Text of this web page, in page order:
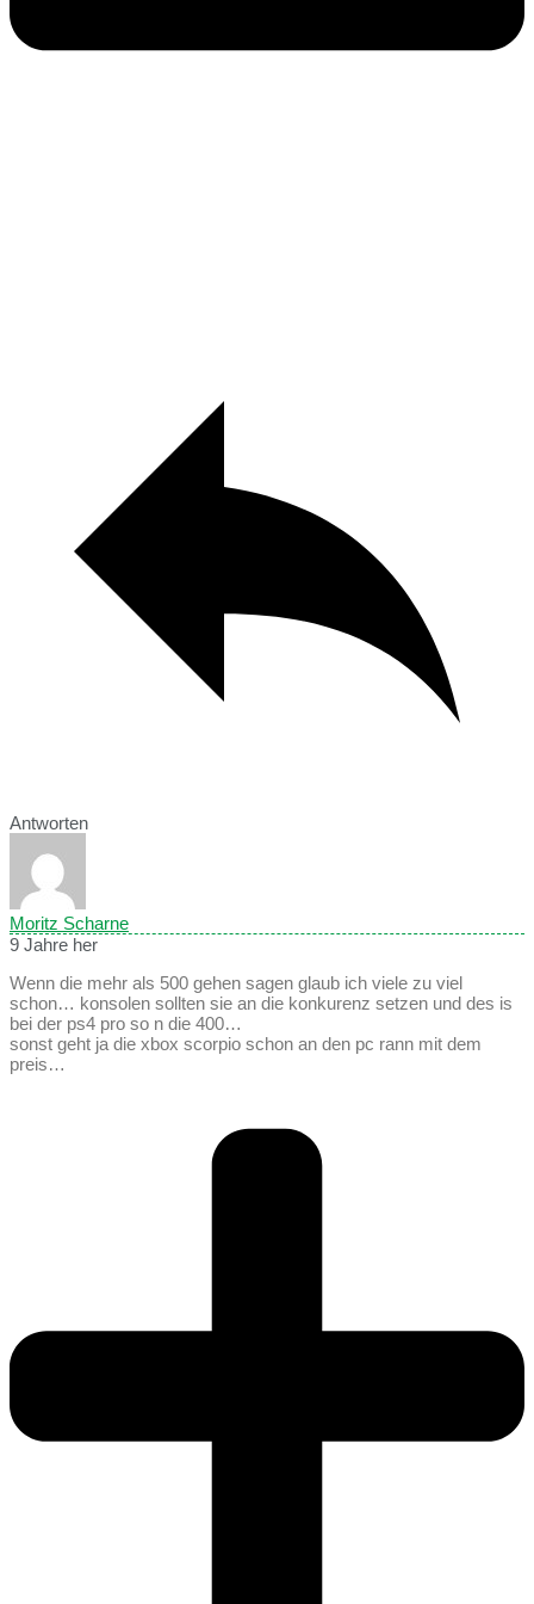
Antworten
Moritz Scharne
9 Jahre her
Wenn die mehr als 500 gehen sagen glaub ich viele zu viel
schon… konsolen sollten sie an die konkurenz setzen und des is
bei der ps4 pro so n die 400…
sonst geht ja die xbox scorpio schon an den pc rann mit dem
preis…